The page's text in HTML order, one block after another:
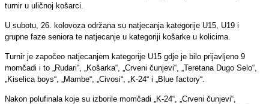
turnir u uličnoj košarci.
U subotu, 26. kolovoza održana su natjecanja kategorije U15, U19 i
grupne faze seniora te natjecanje u kategoriji košarke u kolicima.
Turnir je započeo natjecanjem kategorije U15 gdje je bilo prijavljeno 9
momčadi i to „Rudari“, „Košarka“, „Crveni čunjevi“, „Teretana Dugo Selo“,
„Kiselica boys“, „Mambe“, „Civosi“, „K-24“ i „Blue factory“.
Nakon polufinala koje su izborile momčadi „K-24“, „Crveni čunjevi“,